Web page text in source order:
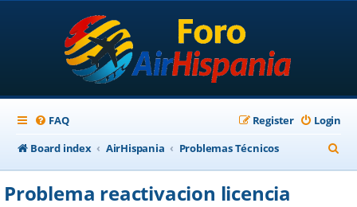
FAQ Login
Register
Board index
AirHispania Problemas Técnicos
e
Problema reactivacion licencia